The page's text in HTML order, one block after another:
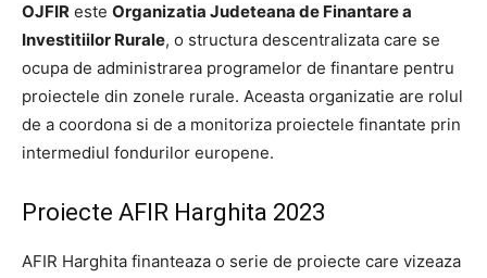
OJFIR este Organizatia Judeteana de Finantare a
Investitiilor Rurale, o structura descentralizata care se
ocupa de administrarea programelor de finantare pentru
proiectele din zonele rurale. Aceasta organizatie are rolul
de a coordona si de a monitoriza proiectele finantate prin
intermediul fondurilor europene.
Proiecte AFIR Harghita 2023
AFIR Harghita finanteaza o serie de proiecte care vizeaza